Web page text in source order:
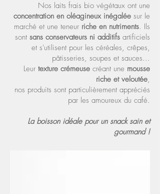
Nos laits frais bio végétaux ont une
concentration en oléagineux inégalée sur le
marché et une teneur riche en nutriments. Ils
sont sans conservateurs ni additifs artificiels
et s'utilisent pour les céréales, crêpes,
pâtisseries, soupes et sauces...
Leur texture crémeuse créant une mousse
riche et veloutée,
nos produits sont particulièrement appréciés
par les amoureux du café.
La boisson idéale pour un snack sain et
gourmand !